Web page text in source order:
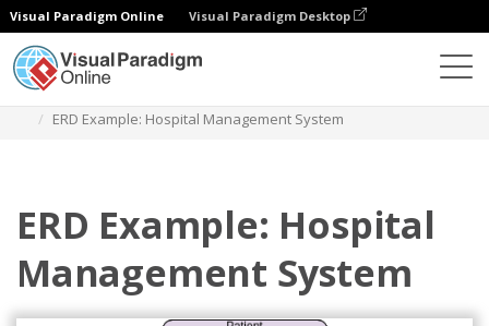
Visual Paradigm Online Visual Paradigm Desktop
ERD Example: Hospital Management System
ERD Example: Hospital
Management System